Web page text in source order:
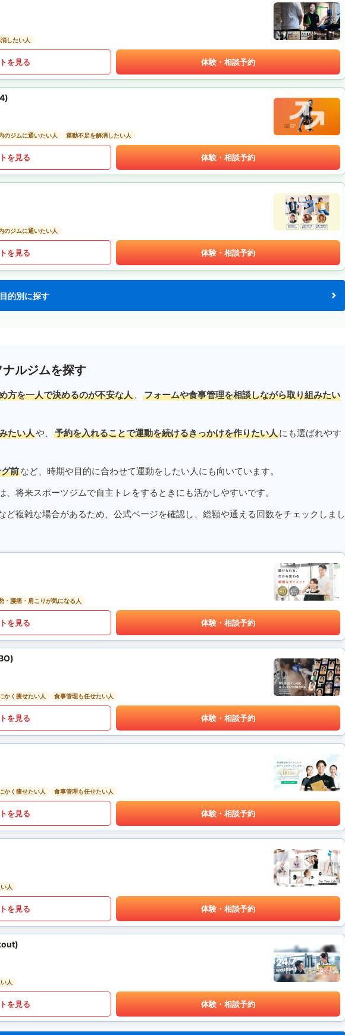
したい人
を見る 体験・相談予約
のジムに通いたい人 運動不足を解消したい人
を見る 体験・相談予約
のジムに通いたい人
を見る 体験・相談予約
的別に探す
ルジムを探す
方を一人で決めるのが不安な人 、
フォームや食事管理を相談しながら取り組みたい
たい人や、 予約を入れることで運動を続けるきっかけを作りたい人にも選ばれやす
前など、時期や目的に合わせて運動をしたい人にも向いています。
、将来スポーツジムで自主トレをするときにも活かしやすいです。
ど複雑な場合があるため、公式ページを確認し、総額や通える回数をチェックしまし
・腰痛・肩こりが気になる人
を見る 体験・相談予約
かく痩せたい人 食事管理も任せたい人
を見る 体験・相談予約
かく痩せたい人 食事管理も任せたい人
を見る 体験・相談予約
人
を見る 体験・相談予約
人
を見る 体験・相談予約